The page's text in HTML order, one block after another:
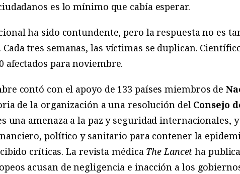
es lo mínimo que cabía esperar.
ha sido contundente, pero la respuesta no es
tres semanas, las víctimas se duplican.
afectados para noviembre.
contó con el apoyo de 133 países miembros de
de la organización a una resolución del Consejo
una amenaza a la paz y seguridad internacionales,
político y sanitario para contener la
críticas. La revista médica The Lancet ha
acusan de negligencia e inacción a los